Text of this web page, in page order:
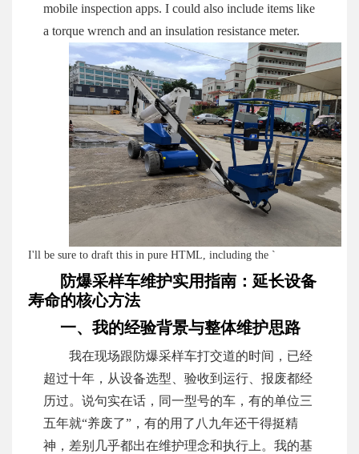
mobile inspection apps. I could also include items like
a torque wrench and an insulation resistance meter.
I'll be sure to draft this in pure HTML, including the `
防爆采样车维护实用指南：延长设备
寿命的核心方法
一、我的经验背景与整体维护思路
我在现场跟防爆采样车打交道的时间，已经
超过十年，从设备选型、验收到运行、报废都经
历过。说句实在话，同一型号的车，有的单位三
五年就“养废了”，有的用了八九年还干得挺精
神，差别几乎都出在维护理念和执行上。我的基